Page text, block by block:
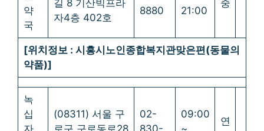
약
국
길 8 기산빅프라
자4층 402호
8880
21:00
중
[위치정보 : 시흥시노인종합복지관맞은편(동물의
약품)]
녹
십
자
(08311) 서울 구
로구 구로동로28
02-
830-
09:00
~
연